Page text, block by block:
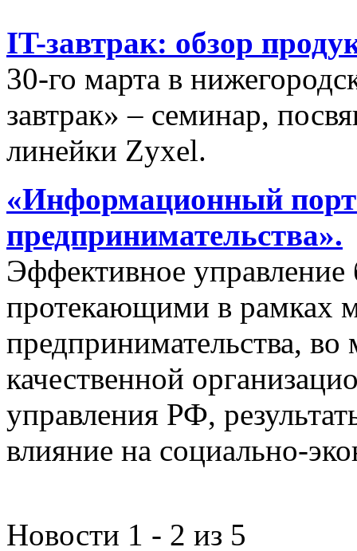
IT-завтрак: обзор
30-го марта в
завтрак» – семинар,
линейки Zyxel.
«Информационный
предпринимательства».
Эффективное управление
протекающими в рамках
предпринимательства,
качественной
управления РФ,
влияние на социально-
Новости 1 - 2 из 5